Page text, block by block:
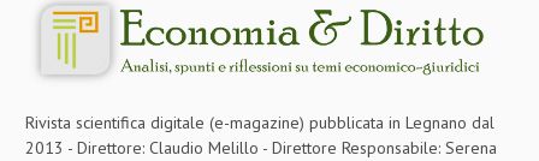
Rivista scientifica digitale (e-magazine) pubblicata in Legnano dal
2013 - Direttore: Claudio Melillo - Direttore Responsabile: Serena